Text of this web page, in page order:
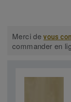
Merci devous
commander en